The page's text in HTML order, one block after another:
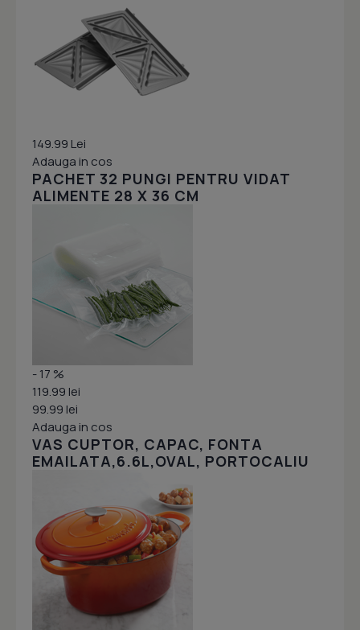
149.99 Lei
Adauga in cos
PACHET 32 PUNGI PENTRU VIDAT
ALIMENTE 28 X 36 CM
- 17 %
119.99 lei
99.99 lei
Adauga in cos
VAS CUPTOR, CAPAC, FONTA
EMAILATA,6.6L,OVAL, PORTOCALIU